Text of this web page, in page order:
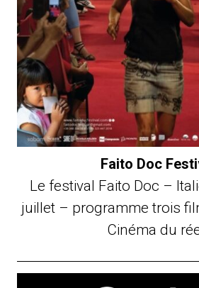
Faito Doc
Le festival Faito Doc –
juillet – programme trois
Cinéma du